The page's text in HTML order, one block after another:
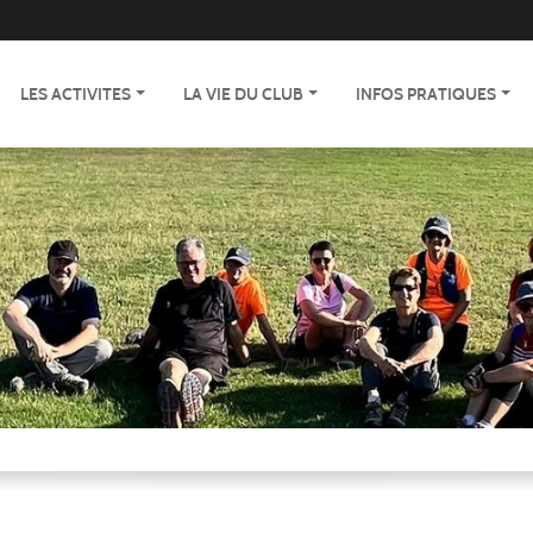
LES ACTIVITES LA VIE DU CLUB INFOS PRATIQUES